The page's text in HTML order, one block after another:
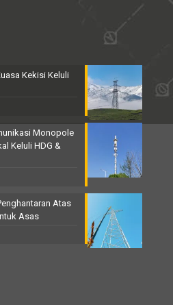
Kekisi Keluli
Monopole
Keluli HDG &
Atas
Asas